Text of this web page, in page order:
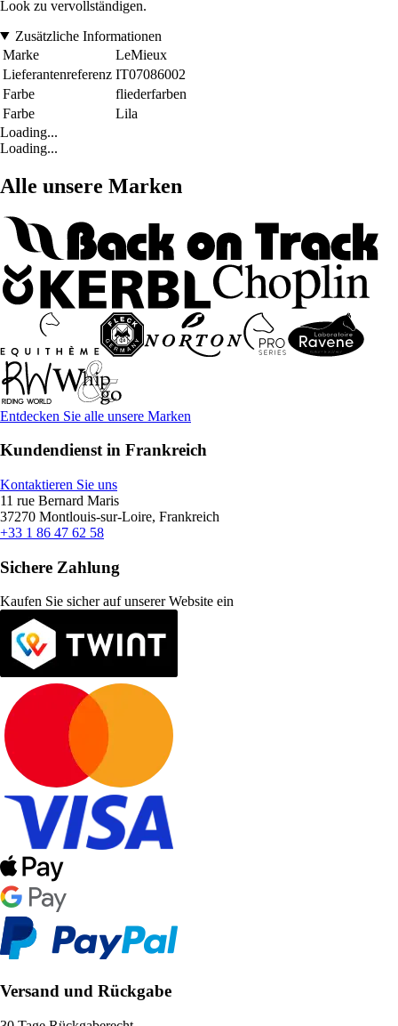
Look zu vervollständigen.
Zusätzliche Informationen
Marke
LeMieux
Lieferantenreferenz IT07086002
Farbe
fliederfarben
Farbe
Lila
Loading...
Loading...
Alle unsere Marken
Entdecken Sie alle unsere Marken
Kundendienst in Frankreich
Kontaktieren Sie uns
11 rue Bernard Maris
37270 Montlouis-sur-Loire, Frankreich
+33 1 86 47 62 58
Sichere Zahlung
Kaufen Sie sicher auf unserer Website ein
Versand und Rückgabe